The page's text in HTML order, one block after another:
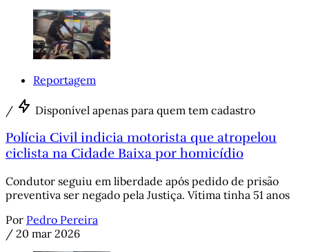
Reportagem
/ Disponível apenas para quem tem cadastro
Polícia Civil indicia motorista que atropelou
ciclista na Cidade Baixa por homicídio
Condutor seguiu em liberdade após pedido de prisão
preventiva ser negado pela Justiça. Vítima tinha 51 anos
Por Pedro Pereira
/ 20 mar 2026